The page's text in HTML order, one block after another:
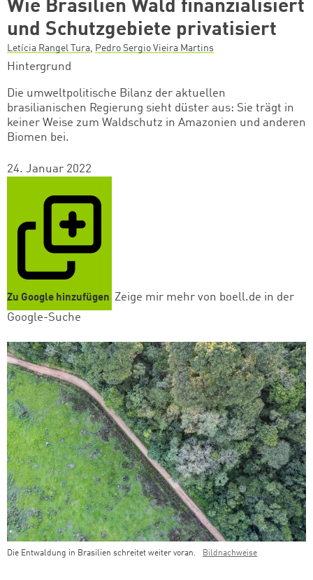
Wie Brasilien Wald finanzialisiert
und Schutzgebiete privatisiert
Letícia Rangel Tura, Pedro Sergio Vieira Martins
Hintergrund
Die umweltpolitische Bilanz der aktuellen
brasilianischen Regierung sieht düster aus: Sie trägt in
keiner Weise zum Waldschutz in Amazonien und anderen
Biomen bei.
24. Januar 2022
Zu Google hinzufügen Zeige mir mehr von boell.de in der
Google-Suche
Die Entwaldung in Brasilien schreitet weiter voran.
Bildnachweise